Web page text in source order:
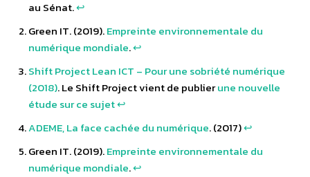
au Sénat.↩︎
Green IT. (2019).Empreinte environnementale du
numérique mondiale.↩︎
Shift Project Lean ICT – Pour une sobriété numérique
(2018). Le Shift Project vient de publierune nouvelle
étude sur ce sujet↩︎
ADEME, La face cachée du numérique. (2017)↩︎
Green IT. (2019).Empreinte environnementale du
numérique mondiale.↩︎